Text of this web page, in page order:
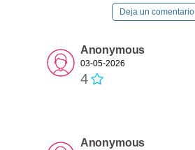
Deja un comentario
Anonymous
03-05-2026
4
Anonymous